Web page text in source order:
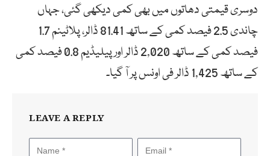
دوسری قیمتی دھاتوں میں بھی کمی دیکھی گئی، جہاں
چاندی 2.5 فیصد کمی کے ساتھ 81.41 ڈالر، پلاٹینم 1.7
فیصد کمی کے ساتھ 2,020 ڈالر اور پیلیڈیم 0.8 فیصد کمی
کے ساتھ 1,425 ڈالر فی اونس پر آ گیا۔
LEAVE A REPLY